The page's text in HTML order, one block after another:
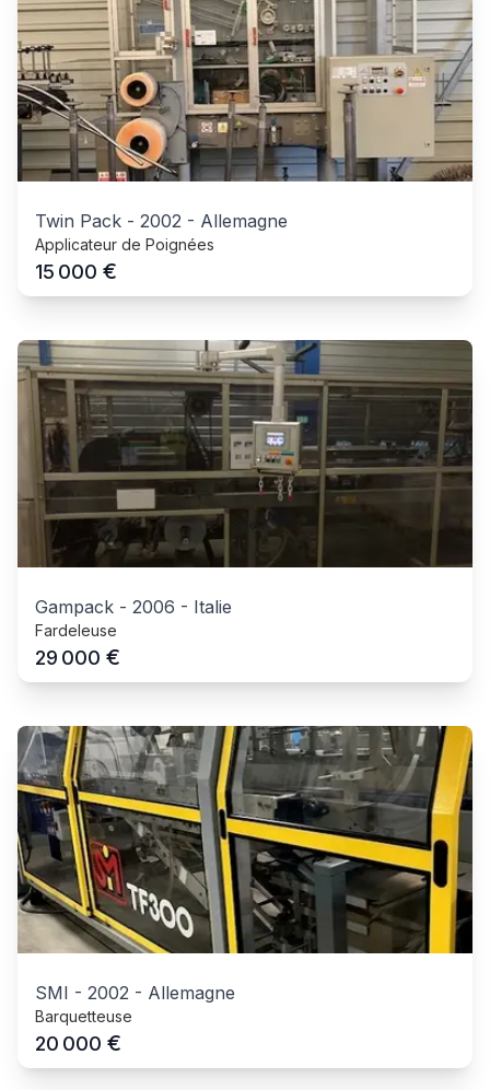
Twin Pack - 2002 - Allemagne
Applicateur de Poignées
15 000 €
Gampack - 2006 - Italie
Fardeleuse
29 000 €
SMI - 2002 - Allemagne
Barquetteuse
20 000 €